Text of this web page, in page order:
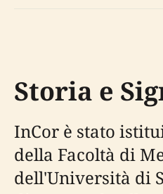
Storia e
InCor è stato
della Facoltà di
dell'Università di